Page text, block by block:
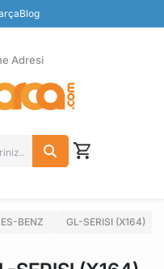
Blog
Ürün
Adresi
BENZ GL-SERISI (X164)